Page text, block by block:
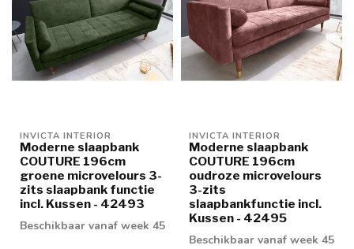
INVICTA INTERIOR
Moderne slaapbank
COUTURE 196cm
groene microvelours 3-
zits slaapbank functie
incl. Kussen - 42493
Beschikbaar vanaf week 45
INVICTA INTERIOR
Moderne slaapbank
COUTURE 196cm
oudroze microvelours
3-zits
slaapbankfunctie incl.
Kussen - 42495
Beschikbaar vanaf week 45